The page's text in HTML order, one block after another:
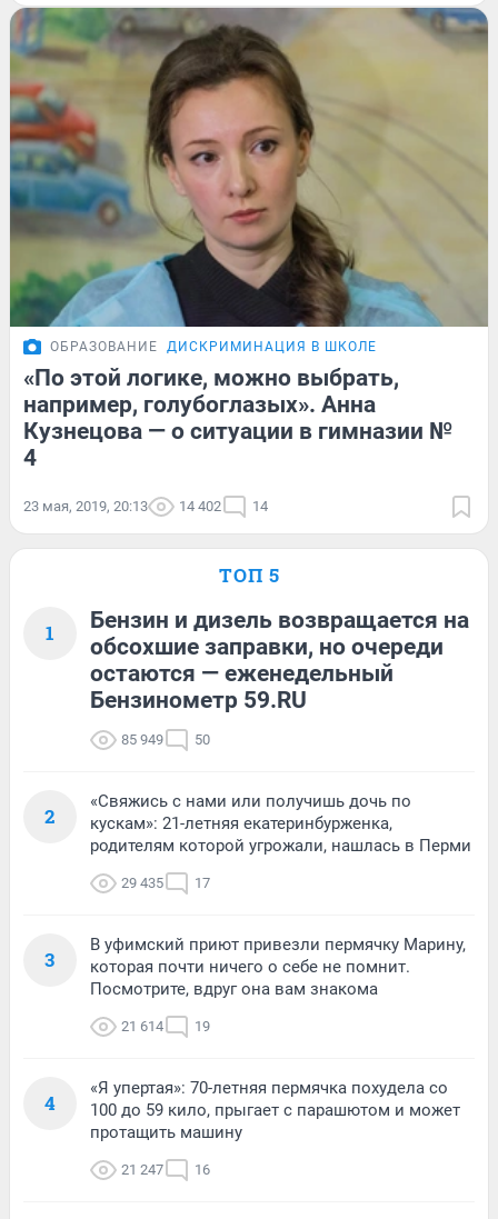
ОБРАЗОВАНИЕ ДИСКРИМИНАЦИЯ В ШКОЛЕ
«По этой логике, можно выбрать,
например, голубоглазых». Анна
Кузнецова — о ситуации в гимназии №
4
23 мая, 2019, 20:13 14 402 14
ТОП 5
1
Бензин и дизель возвращается на
обсохшие заправки, но очереди
остаются — еженедельный
Бензинометр 59.RU
85 949 50
2
«Свяжись с нами или получишь дочь по
кускам»: 21-летняя екатеринбурженка,
родителям которой угрожали, нашлась в Перми
29 435 17
3
В уфимский приют привезли пермячку Марину,
которая почти ничего о себе не помнит.
Посмотрите, вдруг она вам знакома
21 614 19
4
«Я упертая»: 70-летняя пермячка похудела со
100 до 59 кило, прыгает с парашютом и может
протащить машину
21 247 16